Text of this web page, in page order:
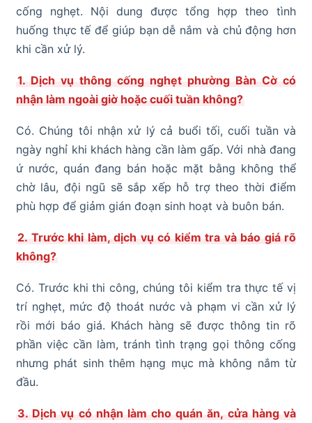
cống nghẹt. Nội dung được tổng hợp theo tình
huống thực tế để giúp bạn dễ nắm và chủ động hơn
khi cần xử lý.
1. Dịch vụ thông cống nghẹt phường Bàn Cờ có
nhận làm ngoài giờ hoặc cuối tuần không?
Có. Chúng tôi nhận xử lý cả buổi tối, cuối tuần và
ngày nghỉ khi khách hàng cần làm gấp. Với nhà đang
ứ nước, quán đang bán hoặc mặt bằng không thể
chờ lâu, đội ngũ sẽ sắp xếp hỗ trợ theo thời điểm
phù hợp để giảm gián đoạn sinh hoạt và buôn bán.
2. Trước khi làm, dịch vụ có kiểm tra và báo giá rõ
không?
Có. Trước khi thi công, chúng tôi kiểm tra thực tế vị
trí nghẹt, mức độ thoát nước và phạm vi cần xử lý
rồi mới báo giá. Khách hàng sẽ được thông tin rõ
phần việc cần làm, tránh tình trạng gọi thông cống
nhưng phát sinh thêm hạng mục mà không nắm từ
đầu.
3. Dịch vụ có nhận làm cho quán ăn, cửa hàng và